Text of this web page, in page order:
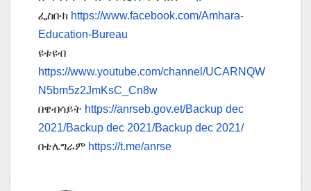
ፌስቡክ https://www.facebook.com/Amhara-
Education-Bureau
ዩቱዩብ
https://www.youtube.com/channel/UCARNQW
N5bm5z2JmKsC_Cn8w
በዌብሳይት https://anrseb.gov.et/Backup dec
2021/Backup dec 2021/Backup dec 2021/
በቴሌግራም https://t.me/anrse